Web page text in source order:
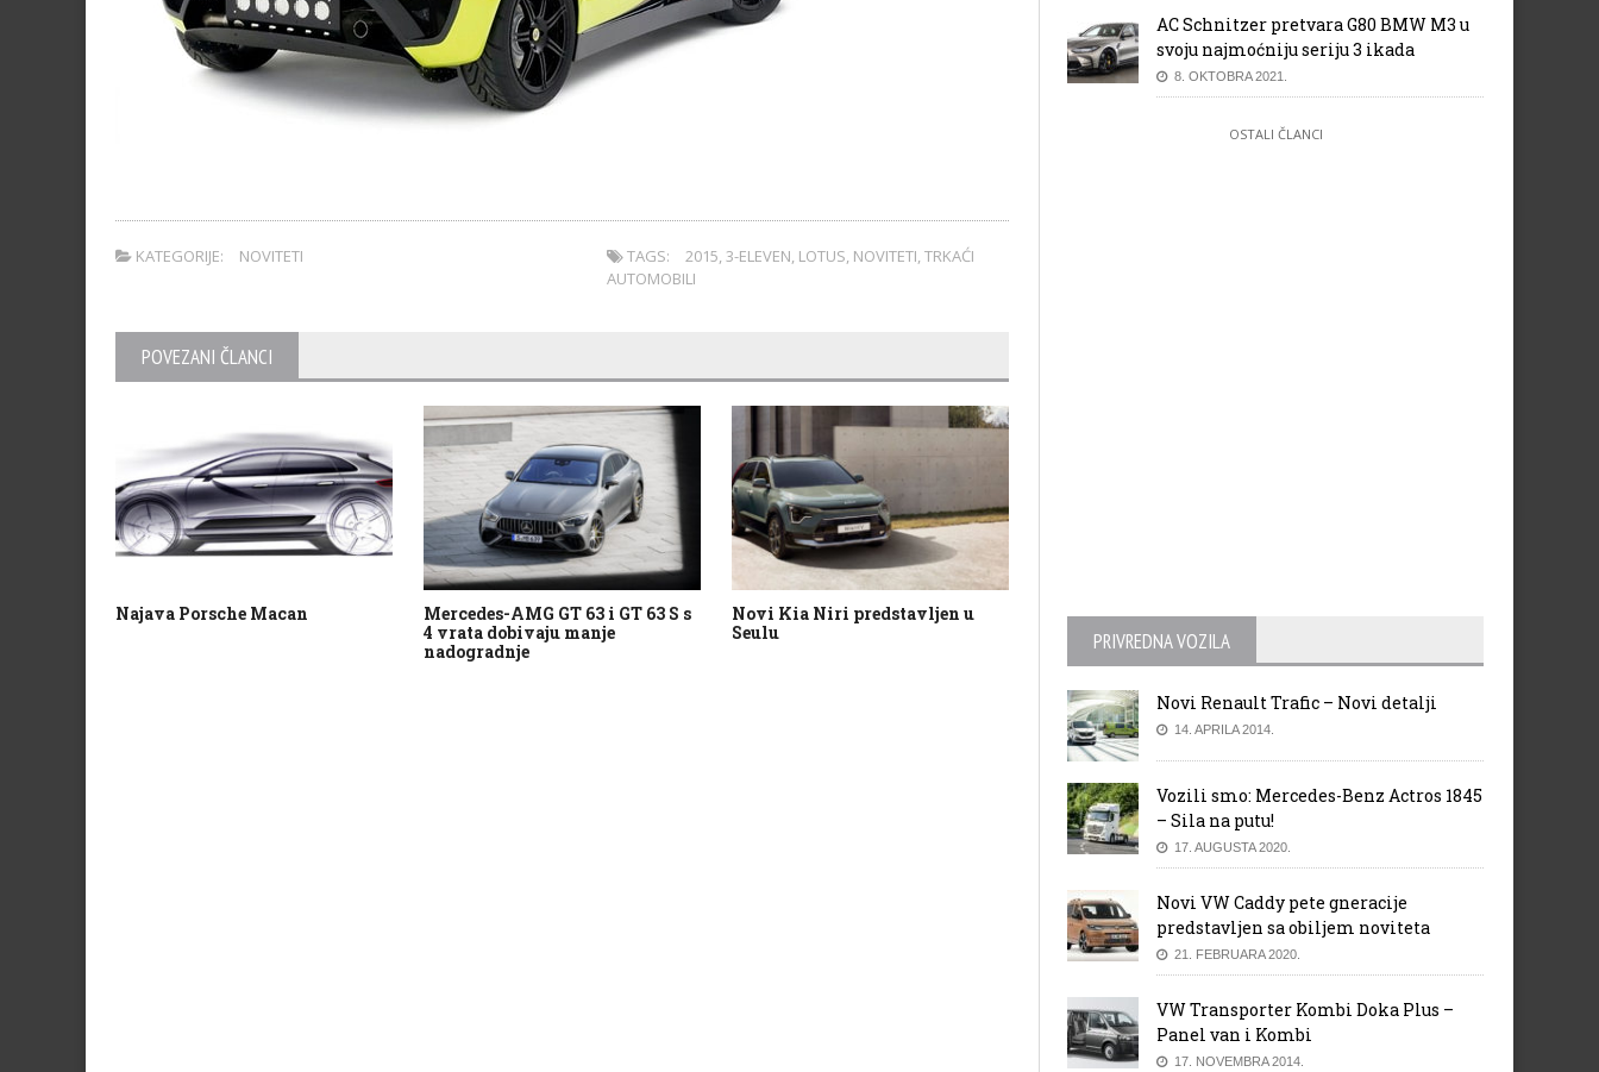
KATEGORIJE: NOVITETI TAGS: 2015,3-ELEVEN, LOTUS, NOVITETI,TRKAĆI
AUTOMOBILI
POVEZANI ČLANCI
Najava Porsche Macan
Mercedes-AMG GT 63 i GT 63 S s
4 vrata dobivaju manje
nadogradnje
Novi Kia Niri predstavljen u
Seulu
Škoda objavila novu fotografiju
VisionS koncepta
AC Schnitzer pretvara G80 BMW M3 u
svoju najmoćniju seriju 3 ikada
8. OKTOBRA 2021.
OSTALI ČLANCI
PRIVREDNA VOZILA
Novi Renault Trafic – Novi detalji
14. APRILA 2014.
Vozili smo: Mercedes-Benz Actros 1845
– Sila na putu!
17. AUGUSTA 2020.
Novi VW Caddy pete gneracije
predstavljen sa obiljem noviteta
21. FEBRUARA 2020.
VW Transporter Kombi Doka Plus –
Panel van i Kombi
17. NOVEMBRA 2014.